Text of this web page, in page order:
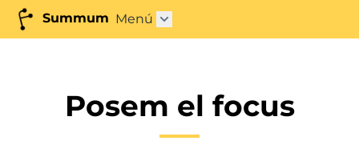
Summum Menú Abrir submenú"
Posem el focus